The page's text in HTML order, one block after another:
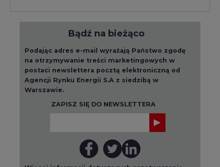
Bądź na bieżąco
Podając adres e-mail wyrażają Państwo zgodę
na otrzymywanie treści marketingowych w
postaci newslettera pocztą elektroniczną od
Agencji Rynku Energii S.A z siedzibą w
Warszawie.
ZAPISZ SIĘ DO NEWSLETTERA